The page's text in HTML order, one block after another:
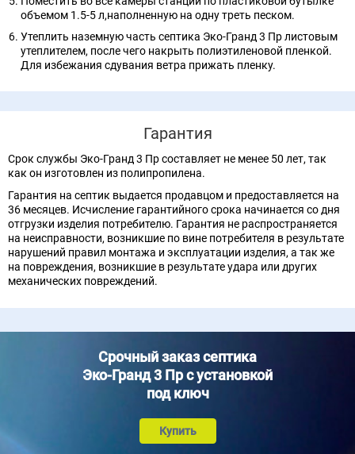
объемом 1.5-5 л,наполненную на одну треть песком.
Утеплить наземную часть септика Эко-Гранд 3 Пр листовым
утеплителем, после чего накрыть полиэтиленовой пленкой.
Для избежания сдувания ветра прижать пленку.
Гарантия
Срок службы Эко-Гранд 3 Пр составляет не менее 50 лет, так
как он изготовлен из полипропилена.
Гарантия на септик выдается продавцом и предоставляется на
36 месяцев. Исчисление гарантийного срока начинается со дня
отгрузки изделия потребителю. Гарантия не распространяется
на неисправности, возникшие по вине потребителя в результате
нарушений правил монтажа и эксплуатации изделия, а так же
на повреждения, возникшие в результате удара или других
механических повреждений.
Срочный заказ септика
Эко-Гранд 3 Пр с установкой
под ключ
Купить